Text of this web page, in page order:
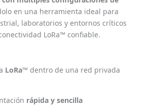
en una herramienta ideal para
laboratorios y entornos críticos
LoRa™ confiable.
LoRa™ dentro de una red privada
rápida y sencilla